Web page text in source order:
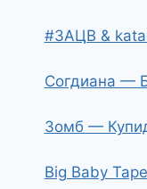
#ЗАЦВ &
Согдиана —
Зомб —
Big Baby